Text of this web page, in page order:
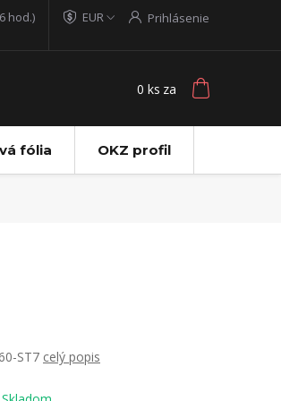
EUR Prihlásenie
hod.)
0 ks za
fólia OKZ profil
ST7 celý popis